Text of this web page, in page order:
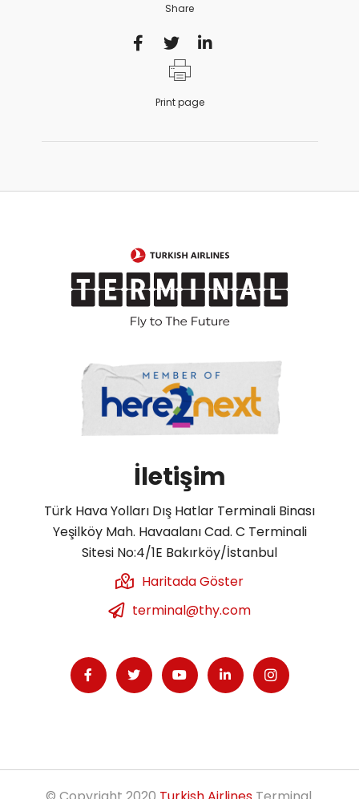
Share
Print page
İletişim
Türk Hava Yolları Dış Hatlar Terminali Binası
Yeşilköy Mah. Havaalanı Cad. C Terminali
Sitesi No:4/1E Bakırköy/İstanbul
Haritada Göster
terminal@thy.com